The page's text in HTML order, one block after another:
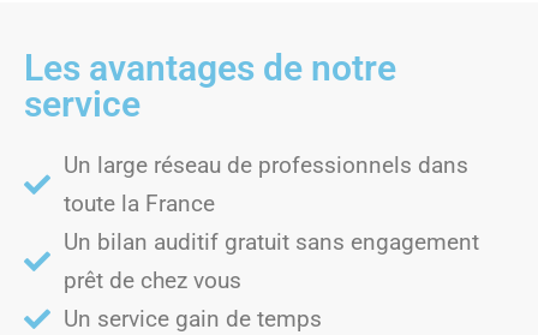
Les avantages de notre
service​
Un large réseau de professionnels dans
toute la France
Un bilan auditif gratuit sans engagement
prêt de chez vous
Un service gain de temps